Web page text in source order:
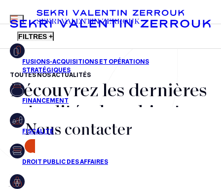
FR EN
MENU
SEKRI VALENTIN ZERROUK
FILTRES +
Fusions-acquisitions et opérations stratégiques
Financement
Fiscalité
Droit public des affaires
Droit social
TOUTES NOS ACTUALITÉS
Découvrez les dernières
actualités du cabinet,
nos récompenses et nos
transactions, jour après
jour
Nous contacter